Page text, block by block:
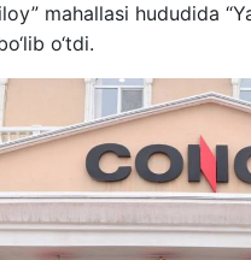
mahallasi hududida
o‘tdi.